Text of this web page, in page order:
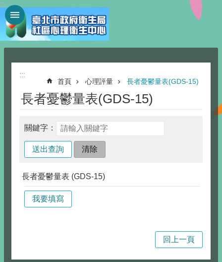
跳到主要內容區塊
:::
:::
首頁 心理評量 長者憂鬱量表(GDS-15)
長者憂鬱量表(GDS-15)
關鍵字：
長者憂鬱量表 (GDS-15)
我要填寫
回上一頁